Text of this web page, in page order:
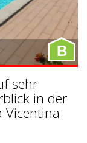
B
sehr
in der
Vicentina